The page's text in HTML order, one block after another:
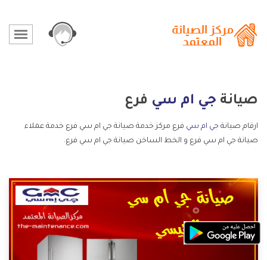
صيانة جي ام سي فرع
ارقام صيانة جي ام سي فرع مركز خدمة صيانة جي ام سي فرع خدمة عملاء
صيانة جي ام سي فرع و الخط الساخن صيانة جي ام سي فرع.